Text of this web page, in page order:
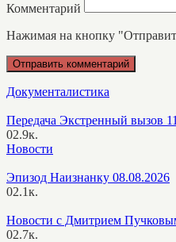
Комментарий
Нажимая на кнопку
Документалистика
Передача Экстренный вызов
02.9к.
Новости
Эпизод Наизнанку 08.08.2026
02.1к.
Новости с Дмитрием
02.7к.